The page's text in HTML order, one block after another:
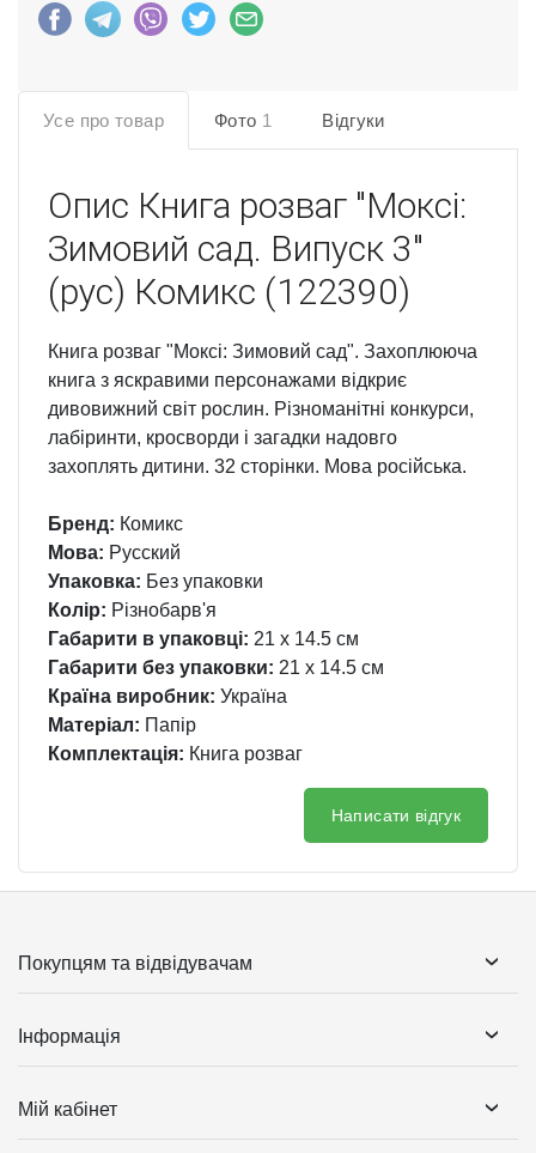
Усе про товар Фото 1 Відгуки
Опис Книга розваг "Моксі:
Зимовий сад. Випуск 3"
(рус) Комикс (122390)
Книга розваг "Моксі: Зимовий сад". Захоплююча
книга з яскравими персонажами відкриє
дивовижний світ рослин. Різноманітні конкурси,
лабіринти, кросворди і загадки надовго
захоплять дитини. 32 сторінки. Мова російська.
Бренд: Комикс
Мова: Русский
Упаковка: Без упаковки
Колір: Різнобарв'я
Габарити в упаковці: 21 x 14.5 см
Габарити без упаковки: 21 x 14.5 см
Країна виробник: Україна
Матеріал: Папір
Комплектація: Книга розваг
Написати відгук
Покупцям та відвідувачам
Інформація
Мій кабінет